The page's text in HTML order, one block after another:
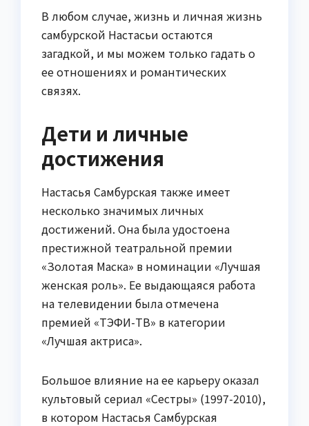
В любом случае, жизнь и личная жизнь
самбурской Настасьи остаются
загадкой, и мы можем только гадать о
ее отношениях и романтических
связях.
Дети и личные
достижения
Настасья Самбурская также имеет
несколько значимых личных
достижений. Она была удостоена
престижной театральной премии
«Золотая Маска» в номинации «Лучшая
женская роль». Ее выдающаяся работа
на телевидении была отмечена
премией «ТЭФИ-ТВ» в категории
«Лучшая актриса».
Большое влияние на ее карьеру оказал
культовый сериал «Сестры» (1997-2010),
в котором Настасья Самбурская